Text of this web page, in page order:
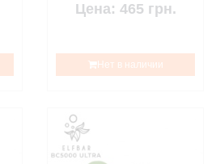
Цена: 465 грн.
Нет в наличии